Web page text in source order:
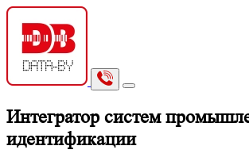
Интегратор систем
идентификации